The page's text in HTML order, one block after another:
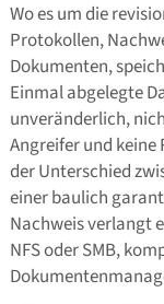
Wo es um die
Protokollen,
Dokumenten,
Einmal abgelegte
unveränderlich,
Angreifer und keine
der Unterschied
einer baulich
Nachweis verlangt
NFS oder SMB,